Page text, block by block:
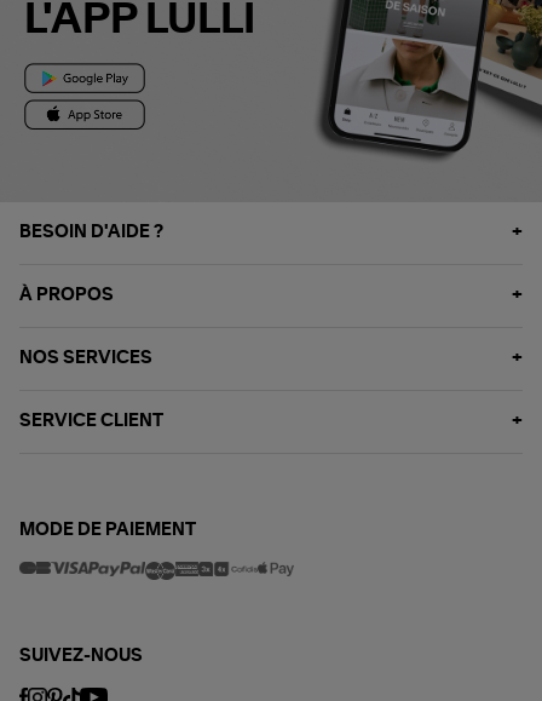
L'APP LULLI
BESOIN D'AIDE ?
À PROPOS
NOS SERVICES
SERVICE CLIENT
MODE DE PAIEMENT
SUIVEZ-NOUS